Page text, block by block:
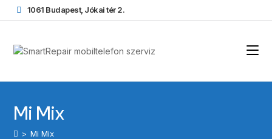
1061 Budapest, Jókai tér 2.
Mi Mix
> Mi Mix